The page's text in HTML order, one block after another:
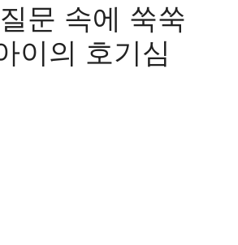
문 속에 쑥쑥
이의 호기심